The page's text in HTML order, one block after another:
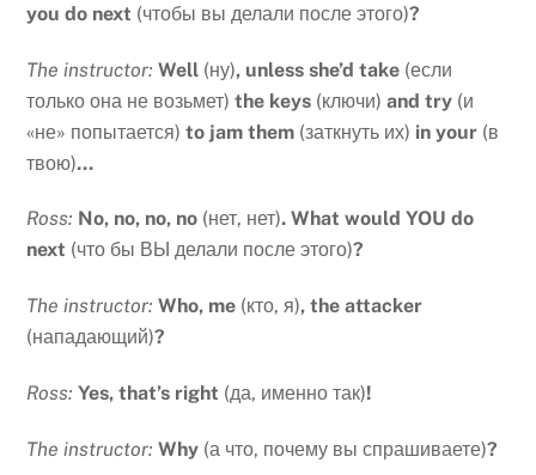
you do next (чтобы вы делали после этого)?
The instructor:Well (ну), unless she’d take (если
только она не возьмет) the keys (ключи)and try (и
«не» попытается)to jam them (заткнуть их) in your (в
твою)…
Ross: No, no, no, no (нет, нет). What would YOU do
next (что бы ВЫ делали после этого)?
The instructor:Who, me (кто, я), the attacker
(нападающий)?
Ross: Yes, that’s right (да, именно так)!
The instructor:Why (а что, почему вы спрашиваете)?